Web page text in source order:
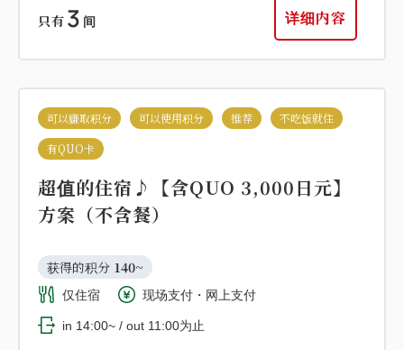
只有 3 间 详细内容
可以赚取积分 可以使用积分 推荐
不吃饭就住
有QUO卡
超值的住宿♪【含QUO 3,000日元】
方案（不含餐）
获得的积分 140~
仅住宿 现场支付・网上支付
in 14:00~ / out 11:00为止